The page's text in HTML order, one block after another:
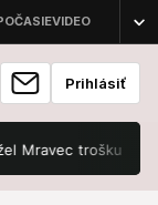
Prihlásiť
trošku brblal,